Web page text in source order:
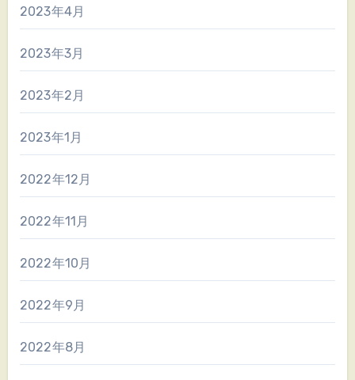
2023年4月
2023年3月
2023年2月
2023年1月
2022年12月
2022年11月
2022年10月
2022年9月
2022年8月